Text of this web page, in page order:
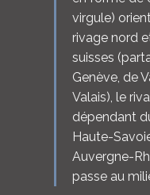
virgule)
rivage nord
suisses
Genève, de
Valais), le
dépendant
Haute-
Auvergne-
passe au